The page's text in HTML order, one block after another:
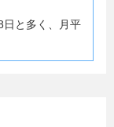
日と多く、月平